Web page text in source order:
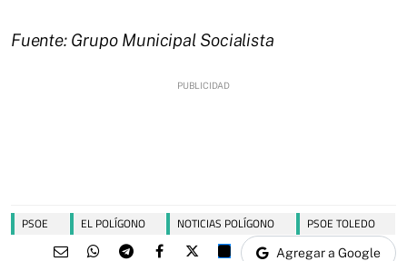
Fuente: Grupo Municipal Socialista
PSOE EL POLÍGONO NOTICIAS POLÍGONO PSOE TOLEDO
Agregar a Google